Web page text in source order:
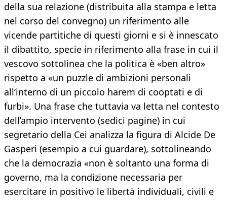
della sua relazione (distribuita alla stampa e letta
nel corso del convegno) un riferimento alle
vicende partitiche di questi giorni e si è innescato
il dibattito, specie in riferimento alla frase in cui il
vescovo sottolinea che la politica è «ben altro»
rispetto a «un puzzle di ambizioni personali
all’interno di un piccolo harem di cooptati e di
furbi». Una frase che tuttavia va letta nel contesto
dell’ampio intervento (sedici pagine) in cui
segretario della Cei analizza la figura di Alcide De
Gasperi (esempio a cui guardare), sottolineando
che la democrazia «non è soltanto una forma di
governo, ma la condizione necessaria per
esercitare in positivo le libertà individuali, civili e